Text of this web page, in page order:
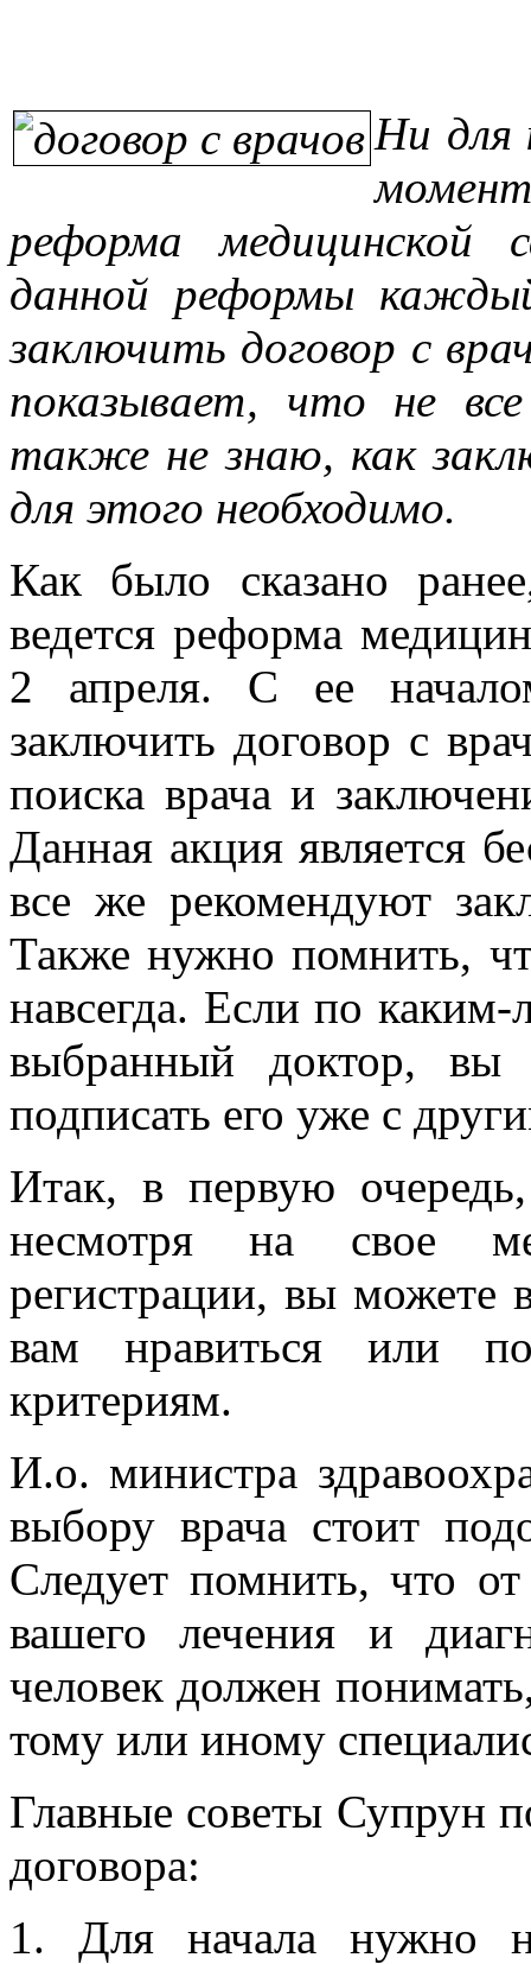
Ни для
реформа медицинской
данной реформы
заключить договор с
показывает, что не
также не знаю, как
для этого необходимо.
Как было сказано
ведется реформа
2 апреля. С ее
заключить договор с
поиска врача и
Данная акция является
все же рекомендуют
Также нужно помнить,
навсегда. Если по
выбранный доктор, вы
подписать его уже с
Итак, в первую
несмотря на свое
регистрации, вы можете
вам нравиться или
критериям.
И.о. министра
выбору врача стоит
Следует помнить, что от
вашего лечения и
человек должен
тому или иному
Главные советы Супрун
договора:
1.
Для начала нужно